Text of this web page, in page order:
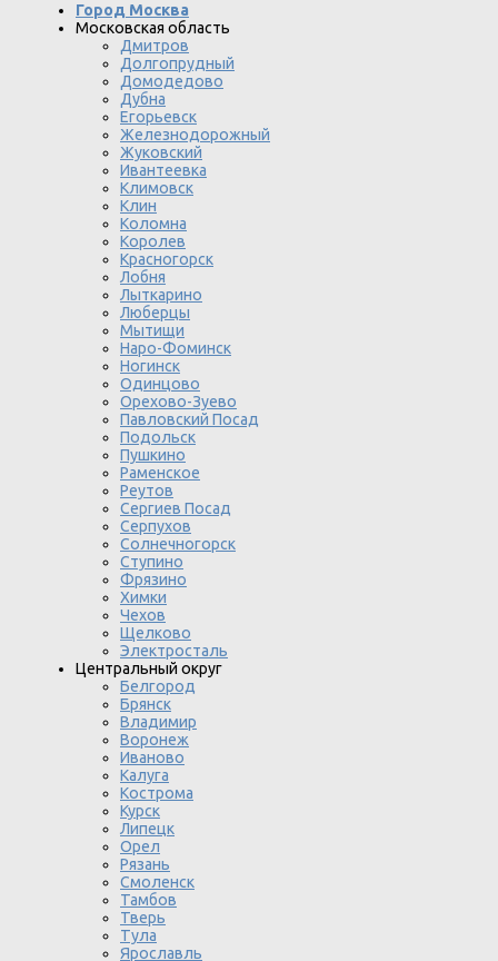
Город Москва
Московская область
Дмитров
Долгопрудный
Домодедово
Дубна
Егорьевск
Железнодорожный
Жуковский
Ивантеевка
Климовск
Клин
Коломна
Королев
Красногорск
Лобня
Лыткарино
Люберцы
Мытищи
Наро-Фоминск
Ногинск
Одинцово
Орехово-Зуево
Павловский Посад
Подольск
Пушкино
Раменское
Реутов
Сергиев Посад
Серпухов
Солнечногорск
Ступино
Фрязино
Химки
Чехов
Щелково
Электросталь
Центральный округ
Белгород
Брянск
Владимир
Воронеж
Иваново
Калуга
Кострома
Курск
Липецк
Орел
Рязань
Смоленск
Тамбов
Тверь
Тула
Ярославль